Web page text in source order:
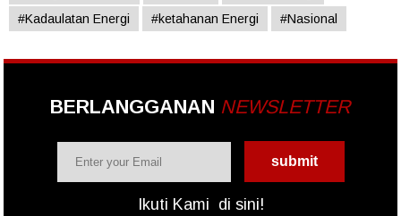
#Kadaulatan Energi
#ketahanan Energi #Nasional
BERLANGGANAN NEWSLETTER
Ikuti Kami di sini!